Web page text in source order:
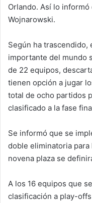
Orlando. Así lo
Wojnarowski.
Según ha trascendido,
importante del mundo
de 22 equipos,
tienen opción a jugar
total de ocho partidos
clasificado a la fase
Se informó que se
doble eliminatoria para
novena plaza se
A los 16 equipos que
clasificación a play-